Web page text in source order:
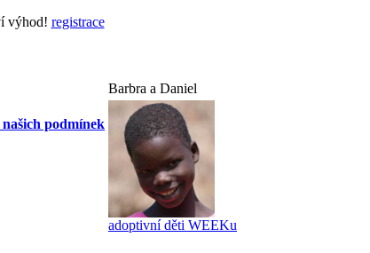
výhod! registrace
Barbra a Daniel
podmínek
adoptivní děti WEEKu